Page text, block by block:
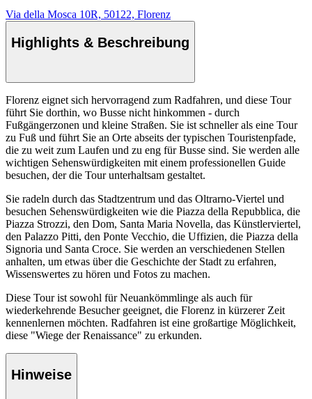
Via della Mosca 10R, 50122, Florenz
Highlights & Beschreibung
Florenz eignet sich hervorragend zum Radfahren, und diese Tour
führt Sie dorthin, wo Busse nicht hinkommen - durch
Fußgängerzonen und kleine Straßen. Sie ist schneller als eine Tour
zu Fuß und führt Sie an Orte abseits der typischen Touristenpfade,
die zu weit zum Laufen und zu eng für Busse sind. Sie werden alle
wichtigen Sehenswürdigkeiten mit einem professionellen Guide
besuchen, der die Tour unterhaltsam gestaltet.
Sie radeln durch das Stadtzentrum und das Oltrarno-Viertel und
besuchen Sehenswürdigkeiten wie die Piazza della Repubblica, die
Piazza Strozzi, den Dom, Santa Maria Novella, das Künstlerviertel,
den Palazzo Pitti, den Ponte Vecchio, die Uffizien, die Piazza della
Signoria und Santa Croce. Sie werden an verschiedenen Stellen
anhalten, um etwas über die Geschichte der Stadt zu erfahren,
Wissenswertes zu hören und Fotos zu machen.
Diese Tour ist sowohl für Neuankömmlinge als auch für
wiederkehrende Besucher geeignet, die Florenz in kürzerer Zeit
kennenlernen möchten. Radfahren ist eine großartige Möglichkeit,
diese "Wiege der Renaissance" zu erkunden.
Hinweise